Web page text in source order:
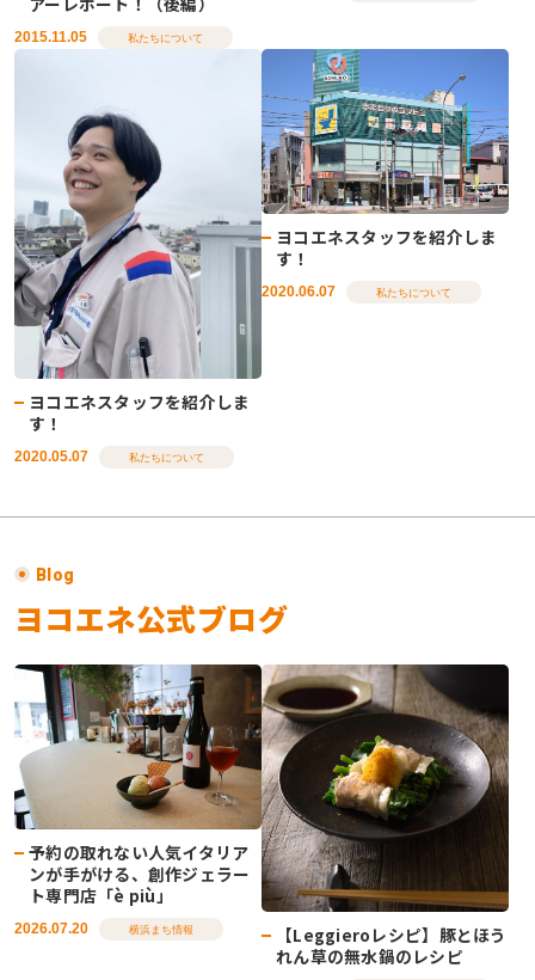
2015.11.05 私たちについて
ヨコエネスタッフを紹介しま
す！
2020.05.07 私たちについて
ヨコエネスタッフを紹介しま
す！
2020.06.07 私たちについて
Blog
ヨコエネ公式ブログ
予約の取れない人気イタリア
ンが手がける、創作ジェラー
ト専門店「è più」
2026.07.20 横浜まち情報
【Leggieroレシピ】豚とほう
れん草の無水鍋のレシピ